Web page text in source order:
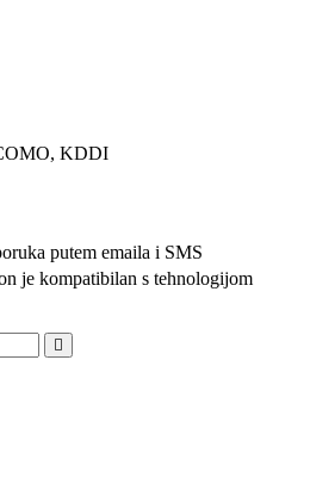
KDDI
putem emaila i SMS
je kompatibilan s tehnologijom